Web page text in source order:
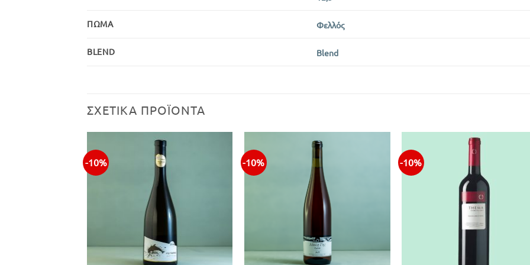
ΠΏΜΑ Φελλός
BLEND Blend
ΣΧΕΤΙΚΆ ΠΡΟΪΌΝΤΑ
-10% -10% -10%